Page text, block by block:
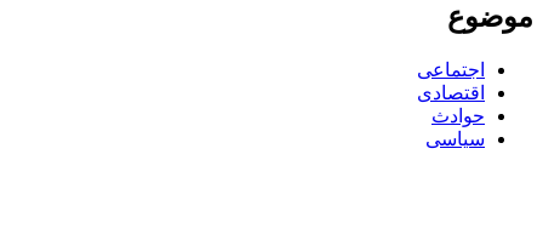
اجتماعی
اقتصادی
حوادث
سیاسی